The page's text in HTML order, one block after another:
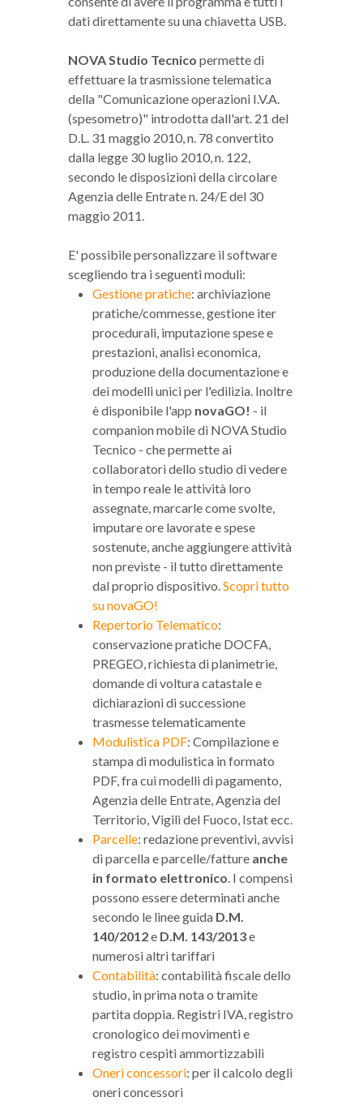
dati direttamente su una chiavetta USB.
NOVA Studio Tecnico permette di
effettuare la trasmissione telematica
della "Comunicazione operazioni I.V.A.
(spesometro)" introdotta dall'art. 21 del
D.L. 31 maggio 2010, n. 78 convertito
dalla legge 30 luglio 2010, n. 122,
secondo le disposizioni della circolare
Agenzia delle Entrate n. 24/E del 30
maggio 2011.
E' possibile personalizzare il software
scegliendo tra i seguenti moduli:
Gestione pratiche: archiviazione
pratiche/commesse, gestione iter
procedurali, imputazione spese e
prestazioni, analisi economica,
produzione della documentazione e
dei modelli unici per l'edilizia. Inoltre
è disponibile l'app novaGO! - il
companion mobile di NOVA Studio
Tecnico - che permette ai
collaboratori dello studio di vedere
in tempo reale le attività loro
assegnate, marcarle come svolte,
imputare ore lavorate e spese
sostenute, anche aggiungere attività
non previste - il tutto direttamente
dal proprio dispositivo.Scopri tutto
su novaGO!
Repertorio Telematico:
conservazione pratiche DOCFA,
PREGEO, richiesta di planimetrie,
domande di voltura catastale e
dichiarazioni di successione
trasmesse telematicamente
Modulistica PDF: Compilazione e
stampa di modulistica in formato
PDF, fra cui modelli di pagamento,
Agenzia delle Entrate, Agenzia del
Territorio, Vigili del Fuoco, Istat ecc.
Parcelle: redazione preventivi, avvisi
di parcella e parcelle/fatture anche
in formato elettronico. I compensi
possono essere determinati anche
secondo le linee guida D.M.
140/2012e D.M. 143/2013e
numerosi altri tariffari
Contabilità: contabilità fiscale dello
studio, in prima nota o tramite
partita doppia. Registri IVA, registro
cronologico dei movimenti e
registro cespiti ammortizzabili
Oneri concessori: per il calcolo degli
oneri concessori